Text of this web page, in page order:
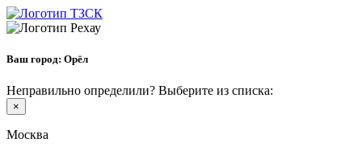
Ваш город: Орёл
Неправильно определили? Выберите из списка:
×
Москва